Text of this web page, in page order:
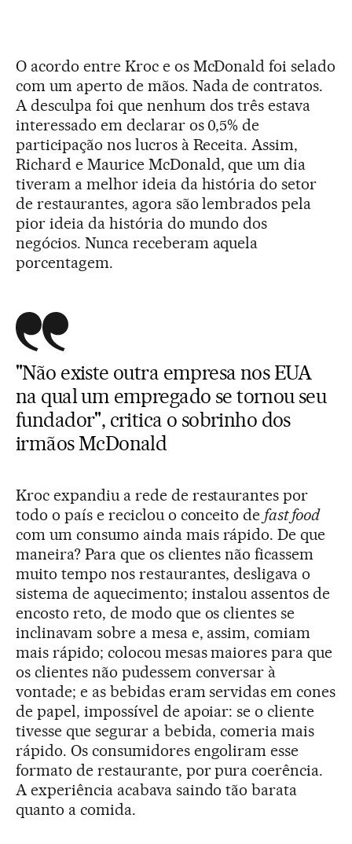
O acordo entre Kroc e os McDonald foi selado
com um aperto de mãos. Nada de contratos.
A desculpa foi que nenhum dos três estava
interessado em declarar os 0,5% de
participação nos lucros à Receita. Assim,
Richard e Maurice McDonald, que um dia
tiveram a melhor ideia da história do setor
de restaurantes, agora são lembrados pela
pior ideia da história do mundo dos
negócios. Nunca receberam aquela
porcentagem.
"Não existe outra empresa nos EUA
na qual um empregado se tornou seu
fundador", critica o sobrinho dos
irmãos McDonald
Kroc expandiu a rede de restaurantes por
todo o país e reciclou o conceito de fast food
com um consumo ainda mais rápido. De que
maneira? Para que os clientes não ficassem
muito tempo nos restaurantes, desligava o
sistema de aquecimento; instalou assentos de
encosto reto, de modo que os clientes se
inclinavam sobre a mesa e, assim, comiam
mais rápido; colocou mesas maiores para que
os clientes não pudessem conversar à
vontade; e as bebidas eram servidas em cones
de papel, impossível de apoiar: se o cliente
tivesse que segurar a bebida, comeria mais
rápido. Os consumidores engoliram esse
formato de restaurante, por pura coerência.
A experiência acabava saindo tão barata
quanto a comida.